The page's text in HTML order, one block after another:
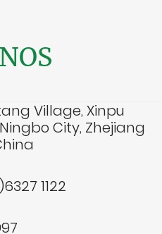
Village, Xinpu
City, Zhejiang
1122